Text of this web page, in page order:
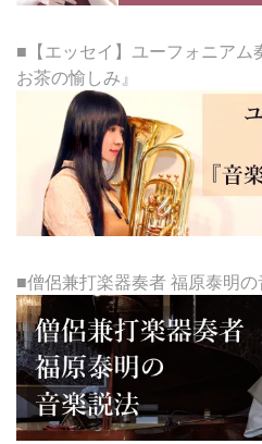
■【エッセイ】ユーフォニアム
お茶の愉しみ』
■僧侶兼打楽器奏者 福原泰明